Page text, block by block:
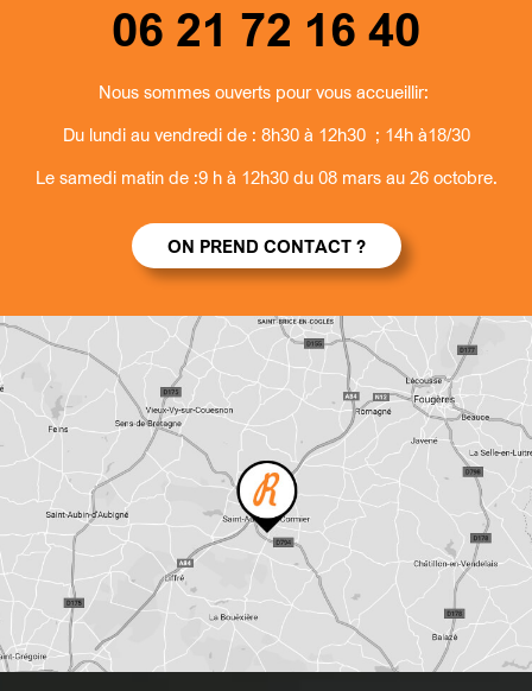
06 21 72 16 40
Nous sommes ouverts pour vous accueillir:
Du lundi au vendredi de : 8h30 à 12h30 ; 14h à18/30
Le samedi matin de :9 h à 12h30 du 08 mars au 26 octobre.
ON PREND CONTACT ?